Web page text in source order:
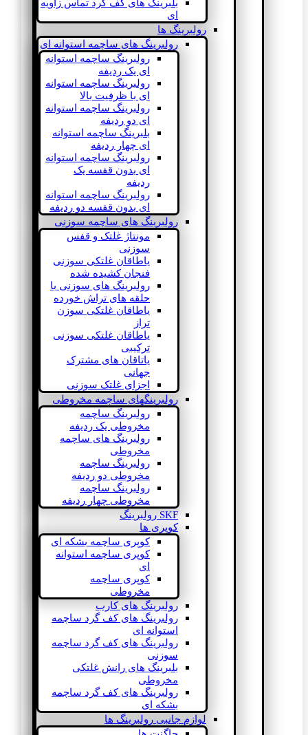
بلبرینگ های کف گرد تماس زاویه
ای
رولبرینگ ها
رولبرینگ های ساچمه استوانه ای
رولبرینگ ساچمه استوانه
ای یک ردیفه
رولبرینگ ساچمه استوانه
ای با ظرفیت بالا
رولبرینگ ساچمه استوانه
ای دو ردیفه
بلبرینگ ساچمه استوانه
ای چهار ردیفه
رولبرینگ ساچمه استوانه
ای بدون قفسه یک
ردیفه
رولبرینگ ساچمه استوانه
ای بدون قفسه دو ردیفه
رولبرینگ های ساچمه سوزنی
مونتاژ غلتک و قفس
سوزنی
یاطاقان غلتکی سوزنی
فنجان کشیده شده
رولبرینگ های سوزنی با
حلقه های تراش خورده
یاطاقان غلتکی سوزن
تراز
یاطاقان غلتکی سوزنی
ترکیبی
یاتاقان های مشترک
جهانی
اجزای غلتک سوزنی
رولبرینگهای ساچمه مخروطی
رولبرینگ ساچمه
مخروطی یک ردیفه
رولبرینگ های ساچمه
مخروطی
رولبرینگ ساچمه
مخروطی دو ردیفه
رولبرینگ ساچمه
مخروطی چهار ردیفه
SKF رولبرینگ
کوپری ها
کوپری ساچمه بشکه ای
کوپری ساچمه استوانه
ای
کوپری ساچمه
مخروطی
رولبرینگ های کارب
رولبرینگ های کف گرد ساچمه
استوانه ای
رولبرینگ های کف گرد ساچمه
سوزنی
بلبرینگ های رانش غلتکی
مخروطی
رولبرینگ های کف گرد ساچمه
بشکه ای
لوازم جانبی رولبرینگ ها